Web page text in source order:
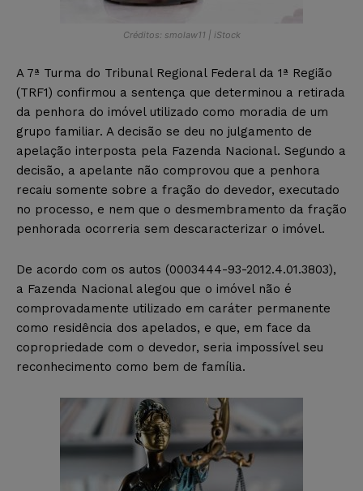
Créditos: smolaw11 | iStock
A 7ª Turma do Tribunal Regional Federal da 1ª Região
(TRF1) confirmou a sentença que determinou a retirada
da penhora do imóvel utilizado como moradia de um
grupo familiar. A decisão se deu no julgamento de
apelação interposta pela Fazenda Nacional. Segundo a
decisão, a apelante não comprovou que a penhora
recaiu somente sobre a fração do devedor, executado
no processo, e nem que o desmembramento da fração
penhorada ocorreria sem descaracterizar o imóvel.
De acordo com os autos (0003444-93-2012.4.01.3803),
a Fazenda Nacional alegou que o imóvel não é
comprovadamente utilizado em caráter permanente
como residência dos apelados, e que, em face da
copropriedade com o devedor, seria impossível seu
reconhecimento como bem de família.